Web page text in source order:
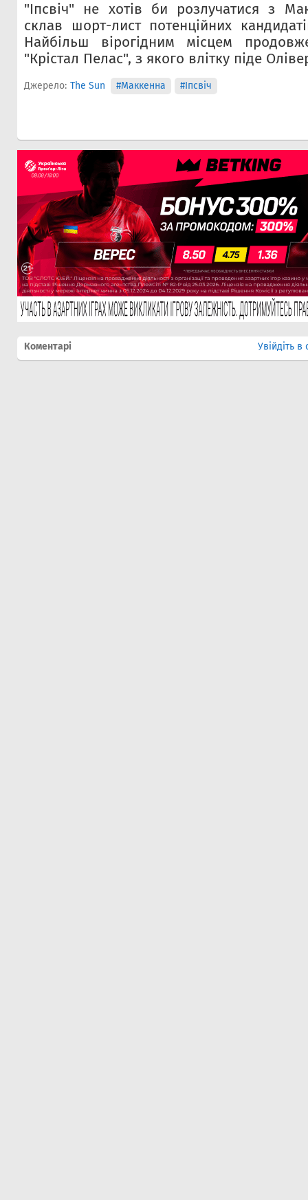
"Іпсвіч" не хотів би розлучатися з
склав шорт-лист потенційних
Найбільш вірогідним місцем
"Крістал Пелас", з якого влітку піде
Джерело: The Sun #Маккенна #Іпсвіч
Коментарі Увійдіть в